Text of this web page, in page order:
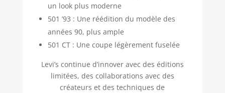
un look plus moderne
501 ’93 : Une réédition du modèle des
années 90, plus ample
501 CT : Une coupe légèrement fuselée
Levi’s continue d’innover avec des éditions
limitées, des collaborations avec des
créateurs et des techniques de